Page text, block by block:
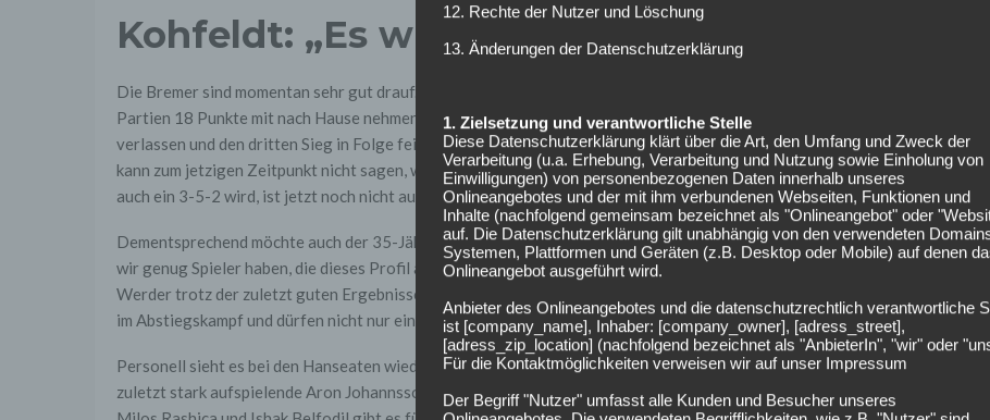
Kohfeldt: „Es wird ein harter Kampf“
Die Bremer sind momentan sehr gut drauf. Unter Trainer Florian Kohfeldt konnten die Grün-Weißen in zwölf
Partien 18 Punkte mit nach Hause nehmen. Nun wollen die Werderaner auch in Freiburg den Platz als Sieger
verlassen und den dritten Sieg in Folge feiern. Kohfeldt erwartet dabei einen taktisch flexiblen Gegner: „Ich
kann zum jetzigen Zeitpunkt nicht sagen, welches System sie spielen werden. Ob es ein 4-4-2, ein 4-3-3 oder
auch ein 3-5-2 wird, ist jetzt noch nicht auszumachen.“
Dementsprechend möchte auch der 35-Jährige flexibel agieren bzw. reagieren. „Die gute Nachricht ist, dass
wir genug Spieler haben, die dieses Profil ausfüllen“, erklärt Kohfeldt. Klar ist für den Fußballlehrer, dass
Werder trotz der zuletzt guten Ergebnisse weiterhin voll im Abstiegskampf steckt: „Wir sind weiter mittendrin
im Abstiegskampf und dürfen nicht nur einen Hauch nachlassen.“
Personell sieht es bei den Hanseaten wieder besser aus. Lediglich Kapitän Zlatko Junuzovic wird ausfallen. Der
zuletzt stark aufspielende Aron Johannsson sowie Jiri Pavlenka und Philipp Bargfrede sind einsatzbereit. Mit
12. Rechte der Nutzer und Löschung
13. Änderungen der Datenschutzerklärung
1. Zielsetzung und verantwortliche Stelle
Diese Datenschutzerklärung klärt über die Art, den Umfang und Zweck der
Verarbeitung (u.a. Erhebung, Verarbeitung und Nutzung sowie Einholung von
Einwilligungen) von personenbezogenen Daten innerhalb unseres
Onlineangebotes und der mit ihm verbundenen Webseiten, Funktionen und
Inhalte (nachfolgend gemeinsam bezeichnet als "Onlineangebot" oder
auf. Die Datenschutzerklärung gilt unabhängig von den verwendeten
Systemen, Plattformen und Geräten (z.B. Desktop oder Mobile) auf denen
Onlineangebot ausgeführt wird.
Anbieter des Onlineangebotes und die datenschutzrechtlich verantwortliche
ist [company_name], Inhaber: [company_owner], [adress_street],
[adress_zip_location] (nachfolgend bezeichnet als "AnbieterIn", "wir" oder
Für die Kontaktmöglichkeiten verweisen wir auf unser Impressum
Der Begriff "Nutzer" umfasst alle Kunden und Besucher unseres